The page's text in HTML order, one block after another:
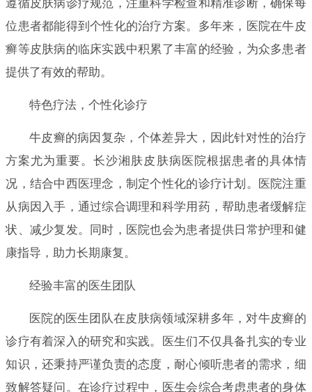
遵循皮肤病诊疗规范，注重科学检查和精准诊断，确保每
位患者都能得到个性化的治疗方案。多年来，医院在牛皮
癣等皮肤病的临床实践中积累了丰富的经验，为众多患者
提供了有效的帮助。
特色疗法，个性化诊疗
牛皮癣的病因复杂，个体差异大，因此针对性的治疗
方案尤为重要。长沙湘肤皮肤病医院根据患者的具体情
况，结合中西医理念，制定个性化的诊疗计划。医院注重
从病因入手，通过综合调理和科学用药，帮助患者缓解症
状、减少复发。同时，医院也会为患者提供日常护理和健
康指导，助力长期康复。
经验丰富的医生团队
医院的医生团队在皮肤病领域深耕多年，对牛皮癣的
诊疗有着深入的研究和实践。医生们不仅具备扎实的专业
知识，还秉持严谨负责的态度，耐心倾听患者的需求，细
致解答疑问。在诊疗过程中，医生会综合考虑患者的身体